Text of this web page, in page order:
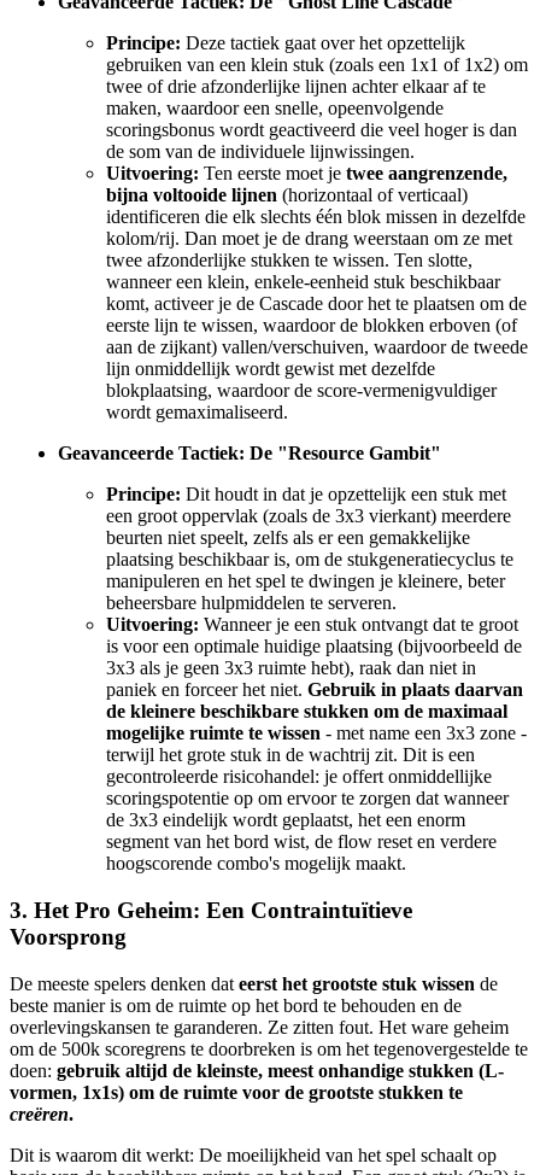
Principe: Deze tactiek gaat over het opzettelijk
gebruiken van een klein stuk (zoals een 1x1 of 1x2) om
twee of drie afzonderlijke lijnen achter elkaar af te
maken, waardoor een snelle, opeenvolgende
scoringsbonus wordt geactiveerd die veel hoger is dan
de som van de individuele lijnwissingen.
Uitvoering: Ten eerste moet je twee aangrenzende,
bijna voltooide lijnen (horizontaal of verticaal)
identificeren die elk slechts één blok missen in dezelfde
kolom/rij. Dan moet je de drang weerstaan om ze met
twee afzonderlijke stukken te wissen. Ten slotte,
wanneer een klein, enkele-eenheid stuk beschikbaar
komt, activeer je de Cascade door het te plaatsen om de
eerste lijn te wissen, waardoor de blokken erboven (of
aan de zijkant) vallen/verschuiven, waardoor de tweede
lijn onmiddellijk wordt gewist met dezelfde
blokplaatsing, waardoor de score-vermenigvuldiger
wordt gemaximaliseerd.
Geavanceerde Tactiek: De "Resource Gambit"
Principe: Dit houdt in dat je opzettelijk een stuk met
een groot oppervlak (zoals de 3x3 vierkant) meerdere
beurten niet speelt, zelfs als er een gemakkelijke
plaatsing beschikbaar is, om de stukgeneratiecyclus te
manipuleren en het spel te dwingen je kleinere, beter
beheersbare hulpmiddelen te serveren.
Uitvoering: Wanneer je een stuk ontvangt dat te groot
is voor een optimale huidige plaatsing (bijvoorbeeld de
3x3 als je geen 3x3 ruimte hebt), raak dan niet in
paniek en forceer het niet. Gebruik in plaats daarvan
de kleinere beschikbare stukken om de maximaal
mogelijke ruimte te wissen - met name een 3x3 zone -
terwijl het grote stuk in de wachtrij zit. Dit is een
gecontroleerde risicohandel: je offert onmiddellijke
scoringspotentie op om ervoor te zorgen dat wanneer
de 3x3 eindelijk wordt geplaatst, het een enorm
segment van het bord wist, de flow reset en verdere
hoogscorende combo's mogelijk maakt.
3. Het Pro Geheim: Een Contraintuïtieve
Voorsprong
De meeste spelers denken dat eerst het grootste stuk wissen de
beste manier is om de ruimte op het bord te behouden en de
overlevingskansen te garanderen. Ze zitten fout. Het ware geheim
om de 500k scoregrens te doorbreken is om het tegenovergestelde te
doen: gebruik altijd de kleinste, meest onhandige stukken (L-
vormen, 1x1s) om de ruimte voor de grootste stukken te
creëren.
Dit is waarom dit werkt: De moeilijkheid van het spel schaalt op